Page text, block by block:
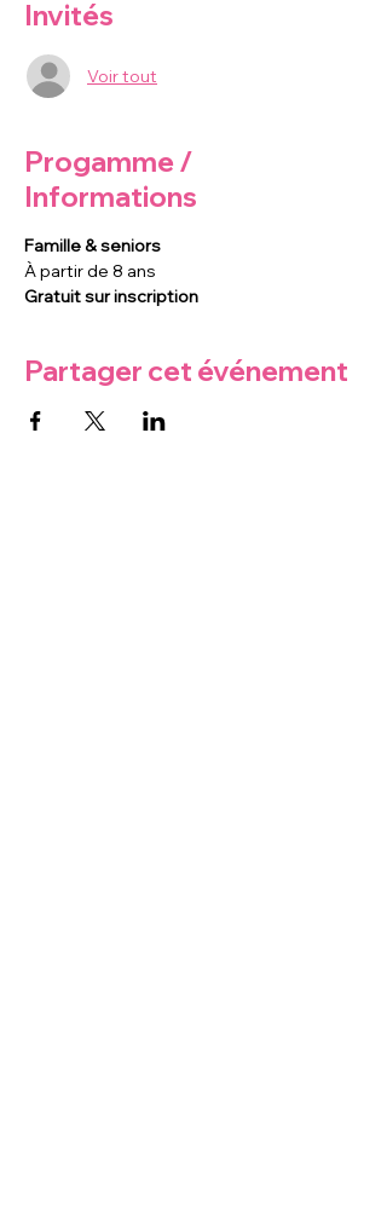
Invités
Voir tout
Progamme /
Informations
Famille & seniors
À partir de 8 ans
Gratuit sur inscription
Partager cet événement